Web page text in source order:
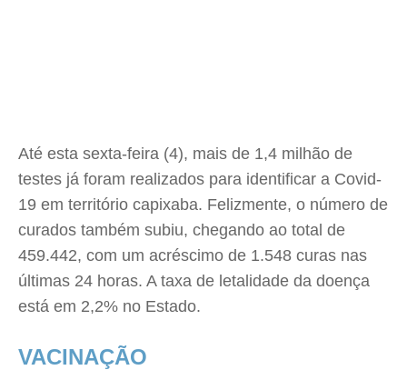
Até esta sexta-feira (4), mais de 1,4 milhão de
testes já foram realizados para identificar a Covid-
19 em território capixaba. Felizmente, o número de
curados também subiu, chegando ao total de
459.442, com um acréscimo de 1.548 curas nas
últimas 24 horas. A taxa de letalidade da doença
está em 2,2% no Estado.
VACINAÇÃO